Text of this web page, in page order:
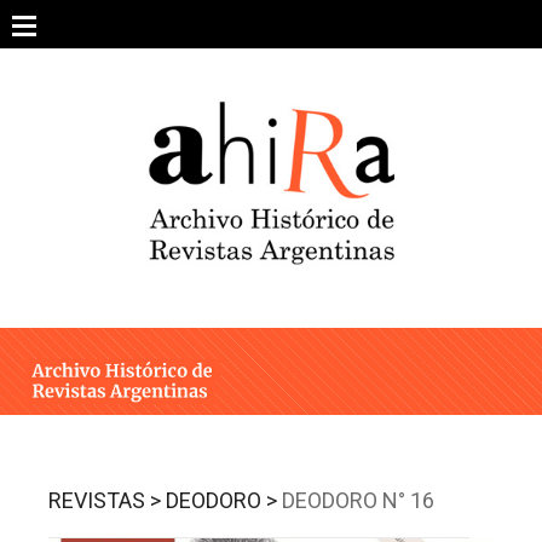
content
ARCHIVO DE REVISTAS
ESTUDIOS CRÍTICOS
INTEGRANTES
REVISTAS > DEODORO > DEODORO N° 16